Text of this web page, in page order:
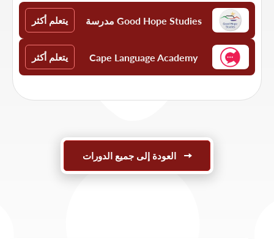
Good Hope Studies مدرسة يتعلم أكثر
Cape Language Academy يتعلم أكثر
العودة إلى جميع الدورات